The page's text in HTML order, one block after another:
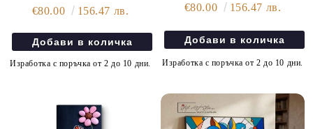
€80.00
156.47 лв.
Изработка с поръчка от 2 до 10 дни.
€80.00
156.47 лв.
Изработка с поръчка от 2 до 10 дни.